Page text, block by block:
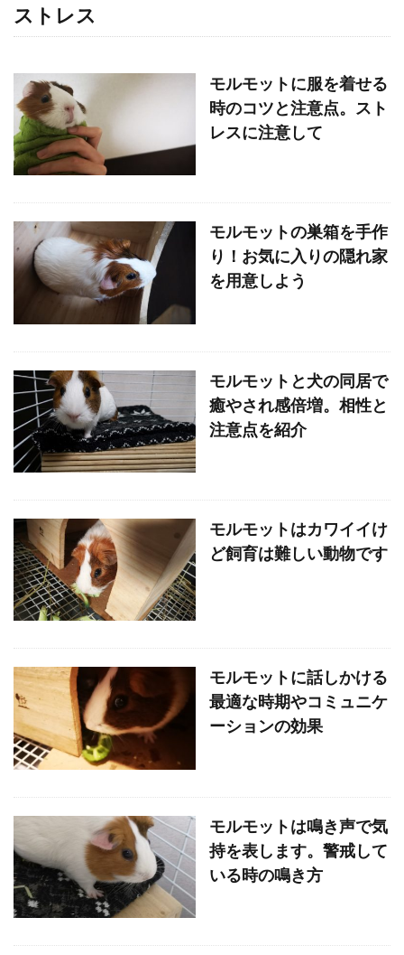
ストレス
モルモットに服を着せる
時のコツと注意点。スト
レスに注意して
モルモットの巣箱を手作
り！お気に入りの隠れ家
を用意しよう
モルモットと犬の同居で
癒やされ感倍増。相性と
注意点を紹介
モルモットはカワイイけ
ど飼育は難しい動物です
モルモットに話しかける
最適な時期やコミュニケ
ーションの効果
モルモットは鳴き声で気
持を表します。警戒して
いる時の鳴き方